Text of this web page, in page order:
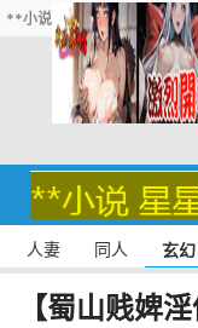
**小说
人妻 同人 玄幻
【蜀山贱婢